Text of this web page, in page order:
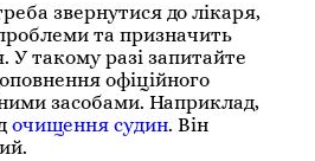
звернутися до лікаря,
та призначить
У такому разі запитайте
офіційного
засобами. Наприклад,
очищення судин. Він